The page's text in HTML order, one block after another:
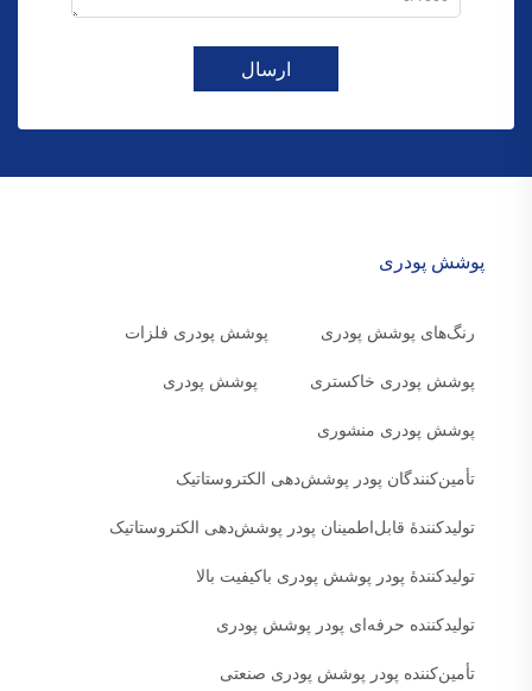
ارسال
پوشش پودری
رنگ‌های پوشش پودری پوشش پودری فلزات
پوشش پودری خاکستری پوشش پودری
پوشش پودری منشوری
تأمین‌کنندگان پودر پوشش‌دهی الکتروستاتیک
تولیدکنندهٔ قابل‌اطمینان پودر پوشش‌دهی الکتروستاتیک
تولیدکنندهٔ پودر پوشش پودری باکیفیت بالا
تولیدکننده حرفه‌ای پودر پوشش پودری
تأمین‌کننده پودر پوشش پودری صنعتی